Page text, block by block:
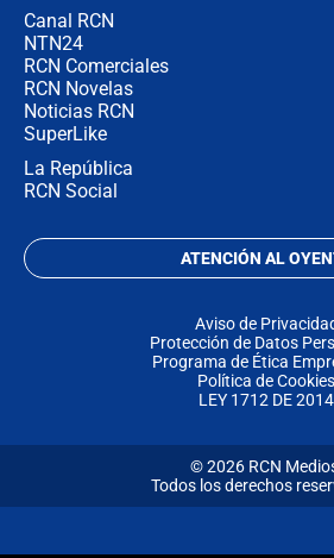
Canal RCN
NTN24
RCN Comerciales
RCN Novelas
Noticias RCN
SuperLike
La República
RCN Social
ATENCIÓN AL
Aviso de
Protección de Datos
Programa de Ética
Política de Cookies
LEY 1712 DE 2014
© 2026 RCN
Todos los derechos